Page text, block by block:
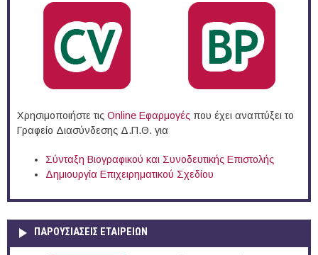
Χρησιμοποιήστε τις Online Eφαρμογές που έχει αναπτύξει το
Γραφείο Διασύνδεσης Δ.Π.Θ. για
Σύνταξη Βιογραφικού και Συνοδευτικής Επιστολής
Δημιουργία Επιχειρηματικού Σχεδίου
ΠΑΡΟΥΣΙΆΣΕΙΣ ΕΤΑΙΡΕΙΏΝ